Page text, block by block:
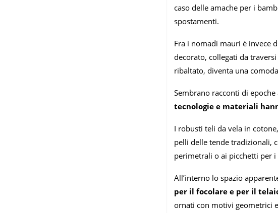
caso delle amache per i
spostamenti.
Fra i nomadi mauri è invece
decorato, collegati da
ribaltato, diventa una
Sembrano racconti di
tecnologie e materiali
I robusti teli da vela in
pelli delle tende tradizionali,
perimetrali o ai picchetti per
All’interno lo spazio
per il focolare e per il
ornati con motivi geometrici